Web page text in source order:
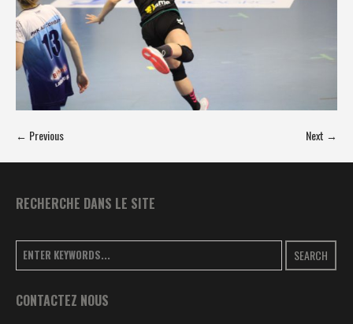
← Previous Next →
RECHERCHE DANS LE SITE
SEARCH
CONTACTEZ NOUS